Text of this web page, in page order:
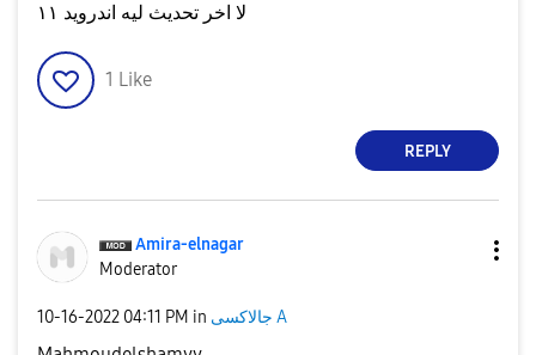
لا اخر تحديث ليه اندرويد ١١
1 Like
REPLY
Amira-elnagar
Moderator
‎10-16-2022 04:11 PM in جالاكسى A